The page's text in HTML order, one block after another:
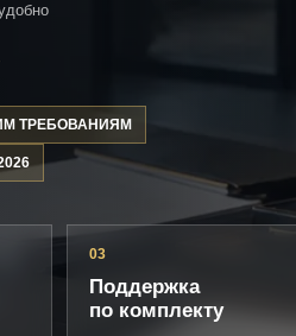
ТРЕБОВАНИЯМ
03
Поддержка
по комплекту